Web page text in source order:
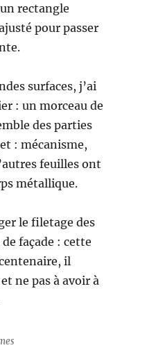
rectangle
pour passer
surfaces, j’ai
: un morceau de
des parties
: mécanisme,
feuilles ont
métallique.
le filetage des
façade : cette
il
ne pas à avoir à